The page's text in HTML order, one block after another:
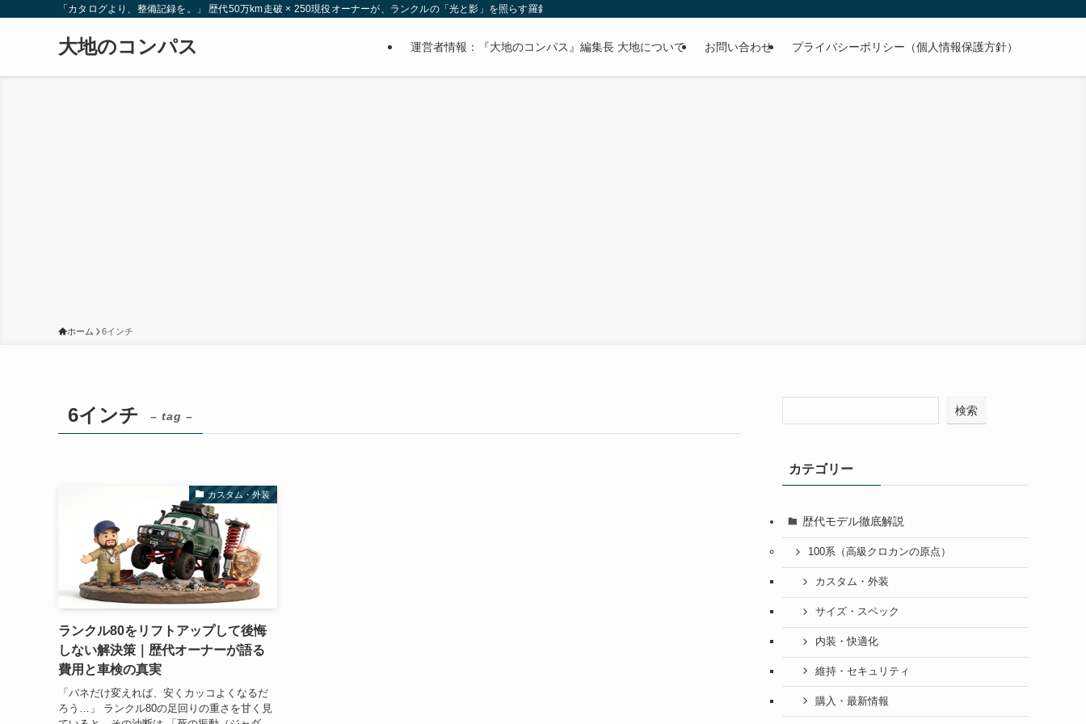
「カタログより、整備記録を。」 歴代50万km走破 × 250現役オーナーが、ランクルの「光と影」を照らす羅針盤。
大地のコンパス 運営者情報：『大地のコンパス』編集長 大地について お問い合わせ プライバシーポリシー（個人情報保護方針）
ホーム 6インチ
6インチ – tag –
カスタム・外装
ランクル80をリフトアップして後悔
しない解決策｜歴代オーナーが語る
費用と車検の真実
「バネだけ変えれば、安くカッコよくなるだ
ろう…」 ランクル80の足回りの重さを甘く見
検索
カテゴリー
歴代モデル徹底解説
100系（高級クロカンの原点）
カスタム・外装
サイズ・スペック
内装・快適化
維持・セキュリティ
購入・最新情報